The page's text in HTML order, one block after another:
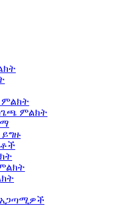
ምልክት
ምልክት
ይግዙ
አጋጣሚዎች